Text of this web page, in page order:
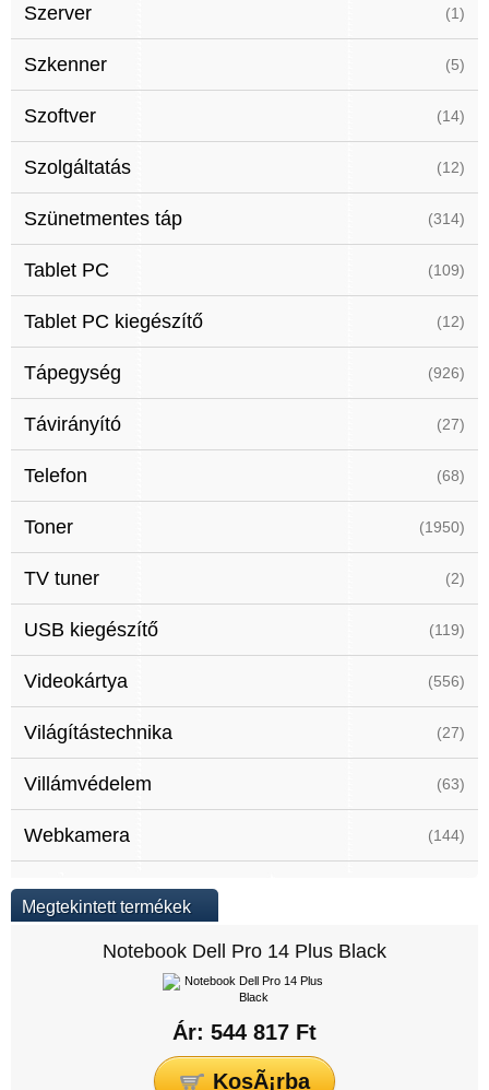
Szerver (1)
Szkenner (5)
Szoftver (14)
Szolgáltatás (12)
Szünetmentes táp (314)
Tablet PC (109)
Tablet PC kiegészítő (12)
Tápegység (926)
Távirányító (27)
Telefon (68)
Toner (1950)
TV tuner (2)
USB kiegészítő (119)
Videokártya (556)
Világítástechnika (27)
Villámvédelem (63)
Webkamera (144)
Megtekintett termékek
Notebook Dell Pro 14 Plus Black
Ár: 544 817 Ft